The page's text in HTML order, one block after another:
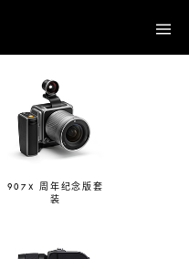
907X 周年纪念版套
装